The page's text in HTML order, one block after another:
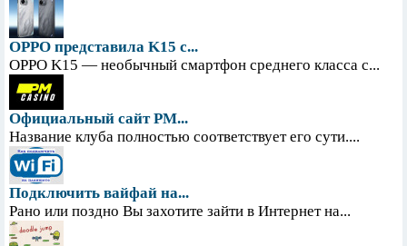
OPPO представила K15 с...
OPPO K15 — необычный смартфон среднего класса с...
Официальный сайт PM...
Название клуба полностью соответствует его сути....
Подключить вайфай на...
Рано или поздно Вы захотите зайти в Интернет на...